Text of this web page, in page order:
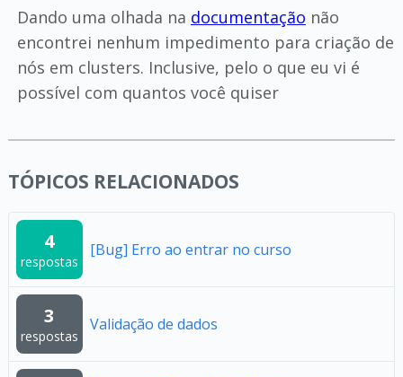
Dando uma olhada na documentação não
encontrei nenhum impedimento para criação de
nós em clusters. Inclusive, pelo o que eu vi é
possível com quantos você quiser
TÓPICOS RELACIONADOS
4
respostas
[Bug] Erro ao entrar no curso
3
respostas
Validação de dados